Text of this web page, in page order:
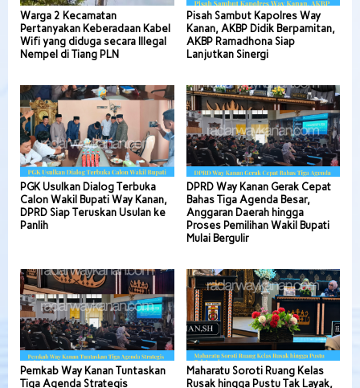
Warga 2 Kecamatan
Pertanyakan Keberadaan Kabel
Wifi yang diduga secara Illegal
Nempel di Tiang PLN
Pisah Sambut Kapolres Way
Kanan, AKBP Didik Berpamitan,
AKBP Ramadhona Siap
Lanjutkan Sinergi
PGK Usulkan Dialog Terbuka
Calon Wakil Bupati Way Kanan,
DPRD Siap Teruskan Usulan ke
Panlih
DPRD Way Kanan Gerak Cepat
Bahas Tiga Agenda Besar,
Anggaran Daerah hingga
Proses Pemilihan Wakil Bupati
Mulai Bergulir
Pemkab Way Kanan Tuntaskan
Tiga Agenda Strategis
Maharatu Soroti Ruang Kelas
Rusak hingga Pustu Tak Layak,